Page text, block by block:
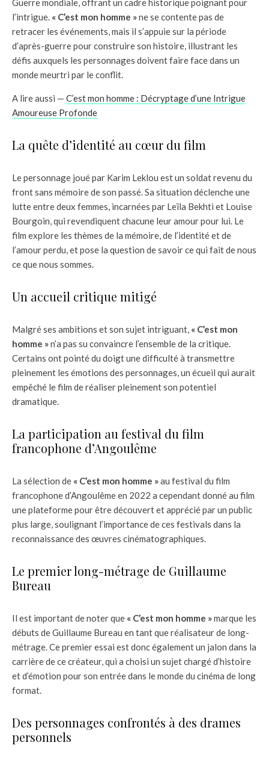
Guerre mondiale, offrant un cadre historique poignant pour
l’intrigue. « C’est mon homme »ne se contente pas de
retracer les événements, mais il s’appuie sur la période
d’après-guerre pour construire son histoire, illustrant les
défis auxquels les personnages doivent faire face dans un
monde meurtri par le conflit.
A lire aussi — C’est mon homme : Décryptage d’une Intrigue
Amoureuse Profonde
La quête d’identité au cœur du film
Le personnage joué par Karim Leklou est un soldat revenu du
front sans mémoire de son passé. Sa situation déclenche une
lutte entre deux femmes, incarnées par Leïla Bekhti et Louise
Bourgoin, qui revendiquent chacune leur amour pour lui. Le
film explore les thèmes de la mémoire, de l’identité et de
l’amour perdu, et pose la question de savoir ce qui fait de nous
ce que nous sommes.
Un accueil critique mitigé
Malgré ses ambitions et son sujet intriguant, « C’est mon
homme »n’a pas su convaincre l’ensemble de la critique.
Certains ont pointé du doigt une difficulté à transmettre
pleinement les émotions des personnages, un écueil qui aurait
empêché le film de réaliser pleinement son potentiel
dramatique.
La participation au festival du film
francophone d’Angoulême
La sélection de « C’est mon homme »au festival du film
francophone d’Angoulême en 2022 a cependant donné au film
une plateforme pour être découvert et apprécié par un public
plus large, soulignant l’importance de ces festivals dans la
reconnaissance des œuvres cinématographiques.
Le premier long-métrage de Guillaume
Bureau
Il est important de noter que « C’est mon homme »marque les
débuts de Guillaume Bureau en tant que réalisateur de long-
métrage. Ce premier essai est donc également un jalon dans la
carrière de ce créateur, qui a choisi un sujet chargé d’histoire
et d’émotion pour son entrée dans le monde du cinéma de long
format.
Des personnages confrontés à des drames
personnels